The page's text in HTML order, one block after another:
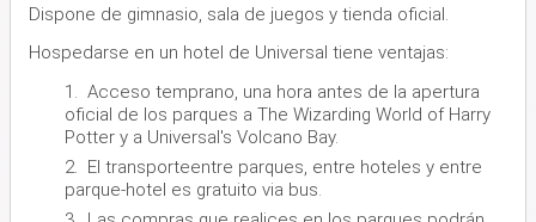
Dispone de gimnasio, sala de juegos y tienda oficial.
Hospedarse en un hotel de Universal tiene ventajas:
Acceso temprano, una hora antes de la apertura
oficial de los parques a The Wizarding World of Harry
Potter y a Universal's Volcano Bay.
El transporteentre parques, entre hoteles y entre
parque-hotel es gratuito via bus.